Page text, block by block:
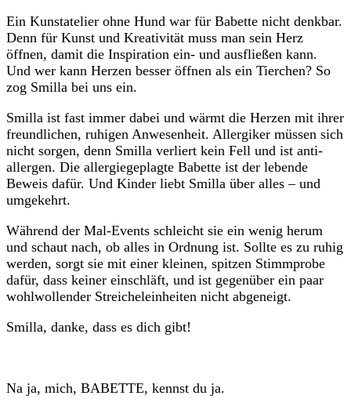
Ein Kunstatelier ohne Hund war für Babette nicht denkbar.
Denn für Kunst und Kreativität muss man sein Herz
öffnen, damit die Inspiration ein- und ausfließen kann.
Und wer kann Herzen besser öffnen als ein Tierchen? So
zog Smilla bei uns ein.
Smilla ist fast immer dabei und wärmt die Herzen mit ihrer
freundlichen, ruhigen Anwesenheit. Allergiker müssen sich
nicht sorgen, denn Smilla verliert kein Fell und ist anti-
allergen. Die allergiegeplagte Babette ist der lebende
Beweis dafür. Und Kinder liebt Smilla über alles – und
umgekehrt.
Während der Mal-Events schleicht sie ein wenig herum
und schaut nach, ob alles in Ordnung ist. Sollte es zu ruhig
werden, sorgt sie mit einer kleinen, spitzen Stimmprobe
dafür, dass keiner einschläft, und ist gegenüber ein paar
wohlwollender Streicheleinheiten nicht abgeneigt.
Smilla, danke, dass es dich gibt!
Na ja, mich, BABETTE, kennst du ja.